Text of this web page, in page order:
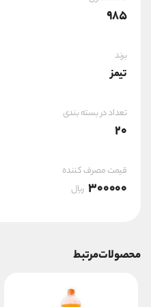
985
برند
تیمز
تعداد در بسته بندی
20
قیمت مصرف کننده
300000 ریال
محصولات مرتبط